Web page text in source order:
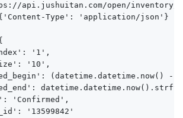
api.jushuitan.com/open/inventory/
{'Content-Type': 'application/json'}
'1',
'10',
(datetime.datetime.now() -
'Confirmed',
'13599842'